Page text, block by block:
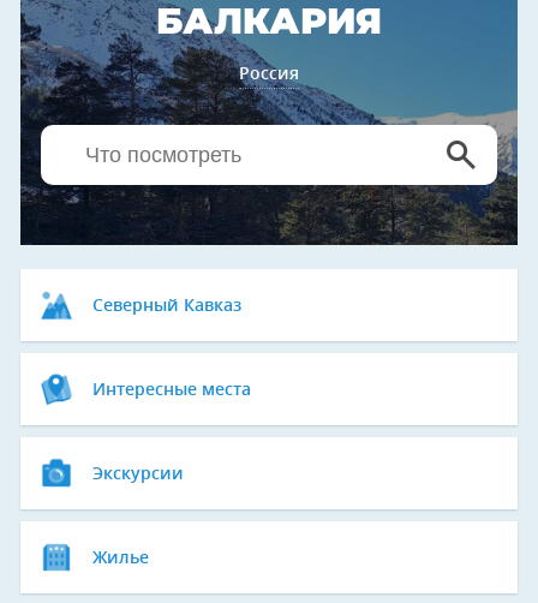
БАЛКАРИЯ
Россия
Северный Кавказ
Интересные места
Экскурсии
Жилье